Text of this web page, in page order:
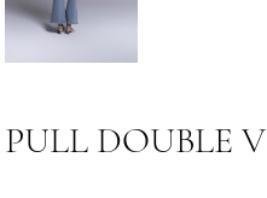
PULL DOUBLE V